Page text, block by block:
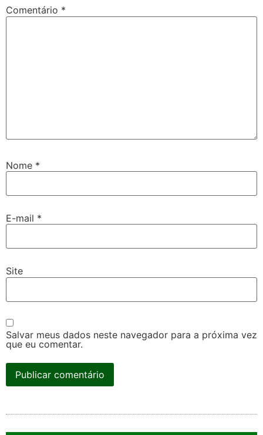
Comentário *
Nome *
E-mail *
Site
Salvar meus dados neste navegador para a próxima vez
que eu comentar.